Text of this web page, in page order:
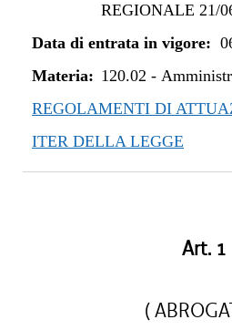
REGIONALE 21/
Data di entrata in vigore:
Materia: 120.02 -
REGOLAMENTI DI
ITER DELLA LEGGE
Art. 1
(